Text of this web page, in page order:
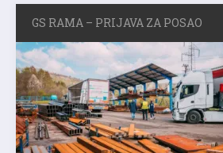
GS RAMA – PRIJAVA ZA POSAO